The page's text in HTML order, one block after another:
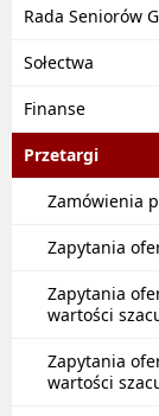
Rada Seniorów
Sołectwa
Finanse
Przetargi
Zamówienia
Zapytania
Zapytania
wartości
Zapytania
wartości